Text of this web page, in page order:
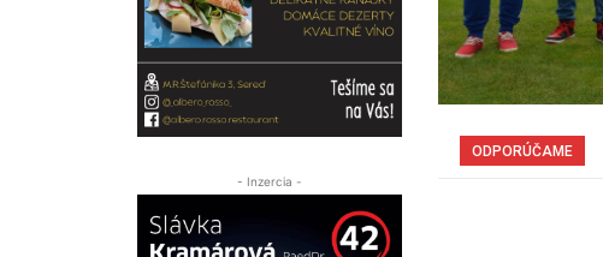
- Inzercia -
ODPORÚČAME